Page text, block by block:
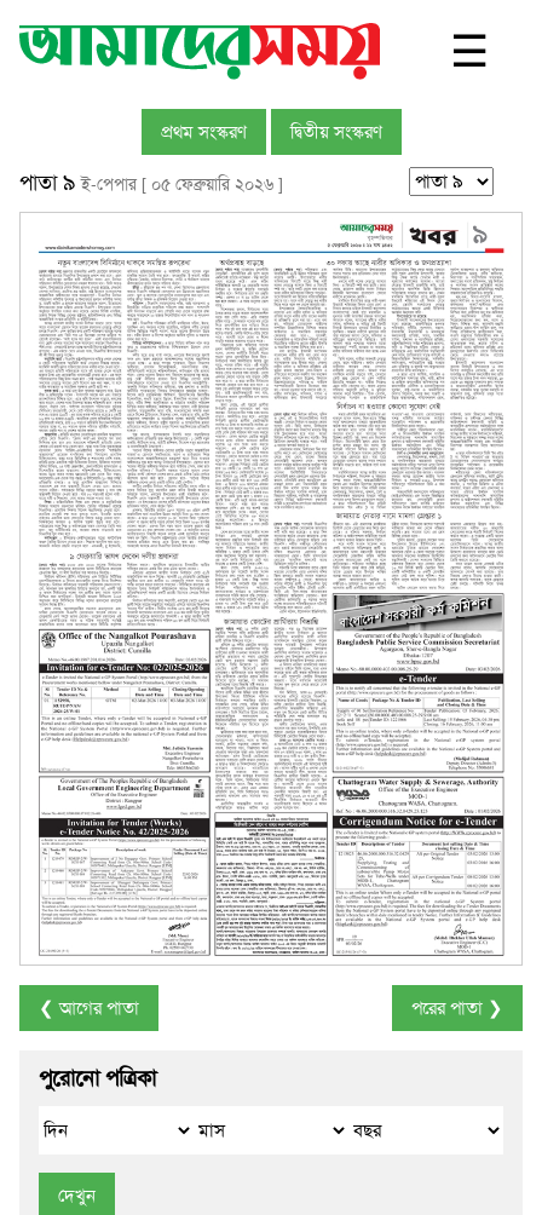
☰
প্রথম সংস্করণ দ্বিতীয় সংস্করণ
পাতা ৯ই-পেপার [ ০৫ ফেব্রুয়ারি ২০২৬ ]
❮ আগের পাতা পরের পাতা ❯
পুরোনো পত্রিকা
দেখুন